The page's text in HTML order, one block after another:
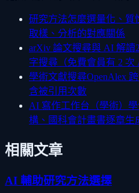
研究方法怎麼選量化、質
取樣、分析的對應關係
arXiv 論文搜尋與 AI 解讀
字搜尋（免費會員有 2 次
學術文獻搜尋OpenAlex
含被引用次數
AI 寫作工作台（學術）
構、國科會計畫書逐章生
相關文章
AI 輔助研究方法選擇